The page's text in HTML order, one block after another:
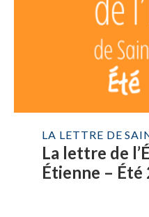
LA LETTRE DE
La lettre de
Étienne – Été